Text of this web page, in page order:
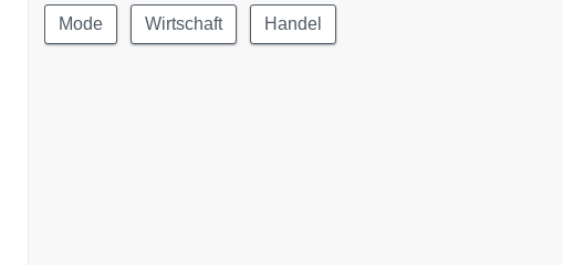
Mode Wirtschaft Handel